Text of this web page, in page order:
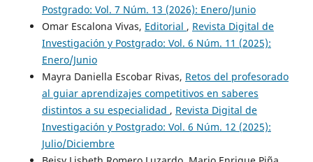
Postgrado: Vol. 7 Núm. 13 (2026): Enero/Junio
Omar Escalona Vivas, Editorial , Revista Digital de
Investigación y Postgrado: Vol. 6 Núm. 11 (2025):
Enero/Junio
Mayra Daniella Escobar Rivas, Retos del profesorado
al guiar aprendizajes competitivos en saberes
distintos a su especialidad , Revista Digital de
Investigación y Postgrado: Vol. 6 Núm. 12 (2025):
Julio/Diciembre